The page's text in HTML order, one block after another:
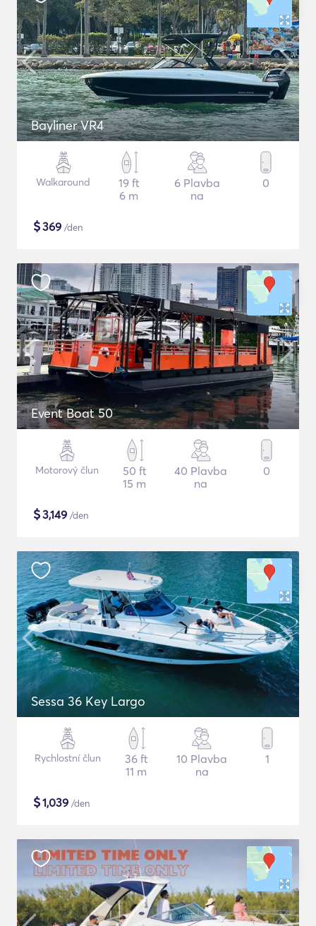
Bayliner VR4
Walkaround
19 ft
6 m
6 Plavba
na
0
$369 /den
Event Boat 50
Motorový člun
50 ft
15 m
40 Plavba
na
0
$3,149 /den
Sessa 36 Key Largo
Rychlostní člun
36 ft
11 m
10 Plavba
na
1
$1,039 /den